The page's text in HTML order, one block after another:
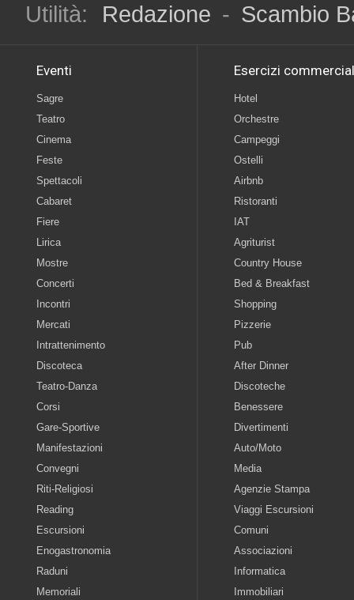
Utilità:
Redazione - Scambio
Eventi
Sagre
Teatro
Cinema
Feste
Spettacoli
Cabaret
Fiere
Lirica
Mostre
Concerti
Incontri
Mercati
Intrattenimento
Discoteca
Teatro-Danza
Corsi
Gare-Sportive
Manifestazioni
Convegni
Riti-Religiosi
Reading
Escursioni
Enogastronomia
Raduni
Memoriali
Esercizi
Hotel
Orchestre
Campeggi
Ostelli
Airbnb
Ristoranti
IAT
Agriturist
Country House
Bed & Breakfast
Shopping
Pizzerie
Pub
After Dinner
Discoteche
Benessere
Divertimenti
Auto/Moto
Media
Agenzie Stampa
Viaggi Escursioni
Comuni
Associazioni
Informatica
Immobiliari